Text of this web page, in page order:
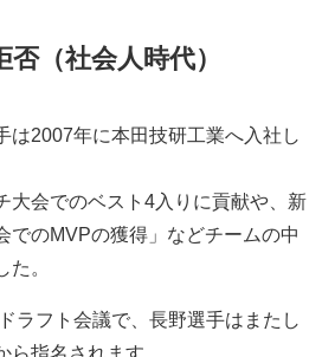
否（社会人時代）
は2007年に本田技研工業へ入社し
大会でのベスト4入りに貢献や、新
でのMVPの獲得」などチームの中
た。
ラフト会議で、長野選手はまたし
ら指名されます。